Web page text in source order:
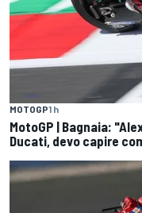
MOTOGP1 h
MotoGP | Bagnaia:
Ducati, devo capire